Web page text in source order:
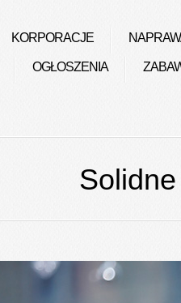
KORPORACJE
OGŁOSZENIA